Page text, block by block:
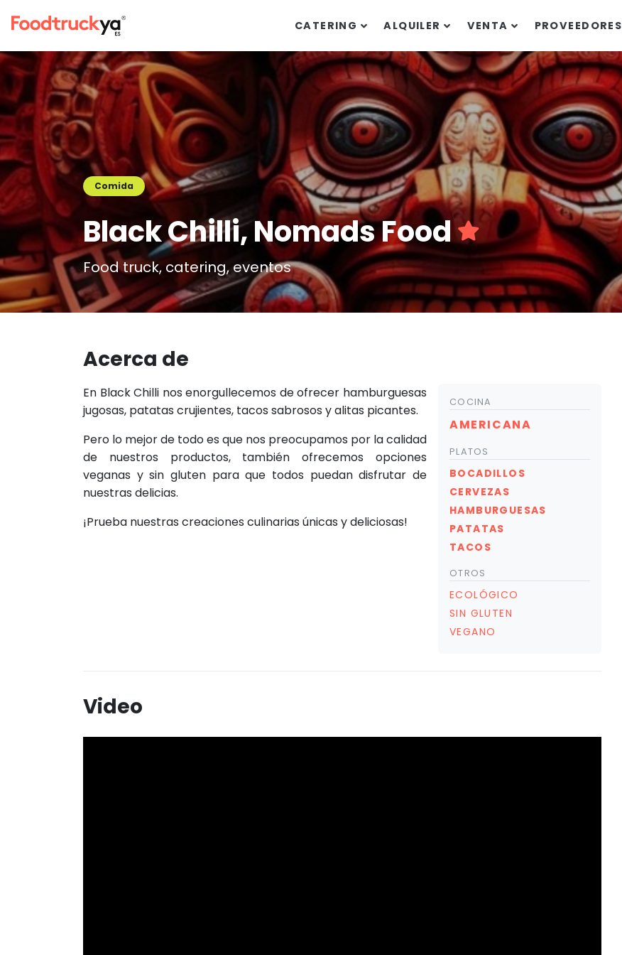
CATERING ALQUILER VENTA PROVEEDORES
Comida
Black Chilli, Nomads Food
Food truck, catering, eventos
Acerca de
COCINA
AMERICANA
PLATOS
BOCADILLOS
CERVEZAS
HAMBURGUESAS
PATATAS
TACOS
OTROS
ECOLÓGICO
SIN GLUTEN
VEGANO
En Black Chilli nos enorgullecemos de ofrecer hamburguesas
jugosas, patatas crujientes, tacos sabrosos y alitas picantes.
Pero lo mejor de todo es que nos preocupamos por la calidad
de nuestros productos, también ofrecemos opciones
veganas y sin gluten para que todos puedan disfrutar de
nuestras delicias.
¡Prueba nuestras creaciones culinarias únicas y deliciosas!
Video